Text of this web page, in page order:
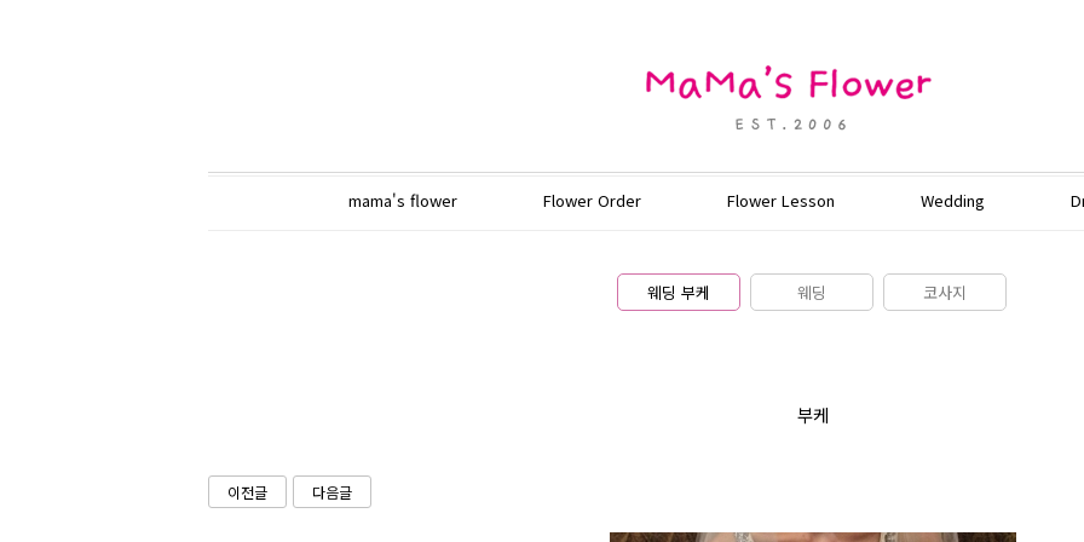
mama's flower Flower Order Flower Lesson Wedding
웨딩 부케 웨딩 코사지
부케
이전글 다음글